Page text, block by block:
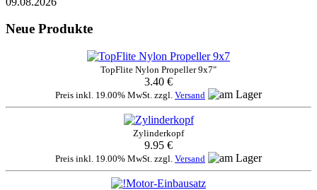
Neue Produkte
TopFlite Nylon Propeller 9x7"
3.40 €
Preis inkl. 19.00% MwSt. zzgl. Versand
Zylinderkopf
9.95 €
Preis inkl. 19.00% MwSt. zzgl. Versand